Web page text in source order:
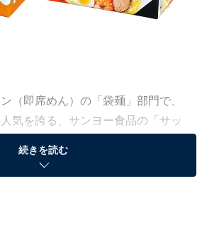
（即席めん）の「袋麺」部門で、
気を誇る、サンヨー食品の「サッ
全国10〜60代の男女500人を対象
続きを読む